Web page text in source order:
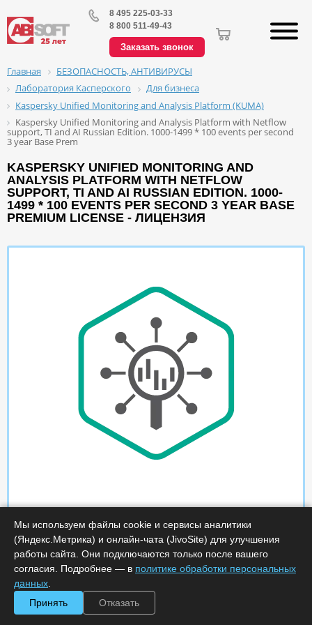
8 495 225-03-33
8 800 511-49-43
Заказать звонок
Главная
БЕЗОПАСНОСТЬ, АНТИВИРУСЫ
Лаборатория Касперского
Для бизнеса
Kaspersky Unified Monitoring and Analysis Platform (KUMA)
Kaspersky Unified Monitoring and Analysis Platform with Netflow
support, TI and AI Russian Edition. 1000-1499 * 100 events per second
3 year Base Prem
KASPERSKY UNIFIED MONITORING AND
ANALYSIS PLATFORM WITH NETFLOW
SUPPORT, TI AND AI RUSSIAN EDITION. 1000-
1499 * 100 EVENTS PER SECOND 3 YEAR BASE
PREMIUM LICENSE - ЛИЦЕНЗИЯ
Мы используем файлы cookie и сервисы аналитики
(Яндекс.Метрика) и онлайн-чата (JivoSite) для улучшения
работы сайта. Они подключаются только после вашего
согласия. Подробнее — в политике обработки персональных
данных
Принять
Отказать